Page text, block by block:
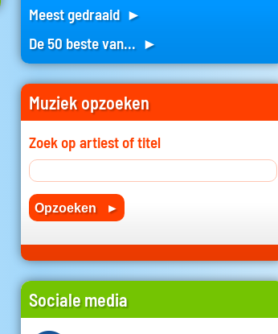
Meest gedraaid ►
De 50 beste van... ►
Muziek opzoeken
Zoek op artiest of titel
Sociale media